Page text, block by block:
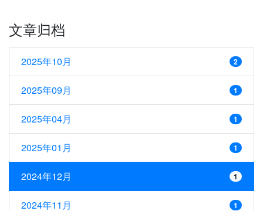
文章归档
2025年10月 2
2025年09月 1
2025年04月 1
2025年01月 1
2024年12月 1
2024年11月 1